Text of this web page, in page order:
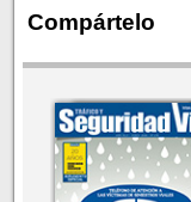
Compártelo